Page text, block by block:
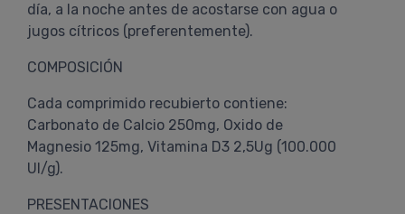
día, a la noche antes de acostarse con agua o
jugos cítricos (preferentemente).
COMPOSICIÓN
Cada comprimido recubierto contiene:
Carbonato de Calcio 250mg, Oxido de
Magnesio 125mg, Vitamina D3 2,5Ug (100.000
UI/g).
PRESENTACIONES